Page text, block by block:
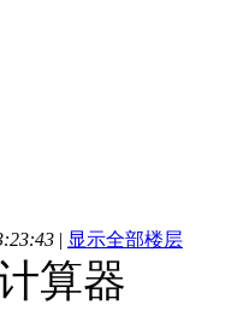
| 显示全部楼层
算器